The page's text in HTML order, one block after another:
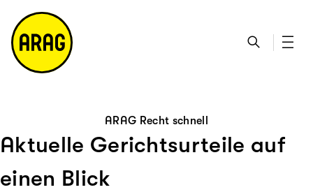
h
e
ta
k
ts
ei
te
e
m
a
p
ARAG Recht schnell
Aktuelle Gerichtsurteile auf
einen Blick